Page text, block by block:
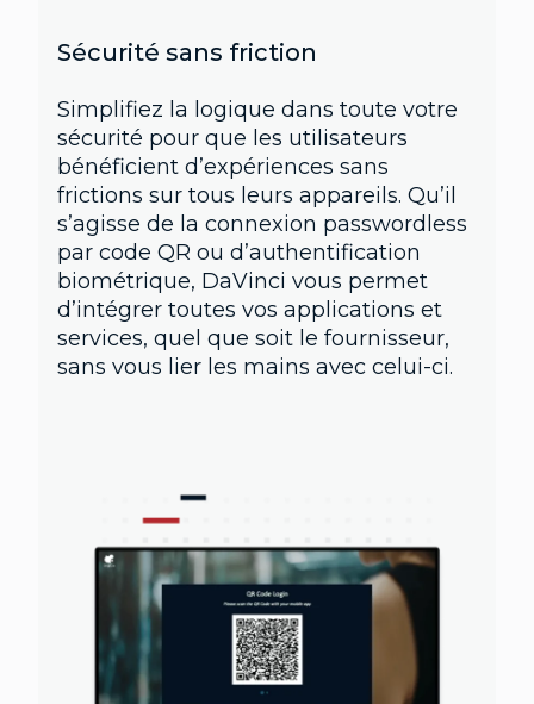
Sécurité sans friction
Simplifiez la logique dans toute votre
sécurité pour que les utilisateurs
bénéficient d’expériences sans
frictions sur tous leurs appareils. Qu’il
s’agisse de la connexion passwordless
par code QR ou d’authentification
biométrique, DaVinci vous permet
d’intégrer toutes vos applications et
services, quel que soit le fournisseur,
sans vous lier les mains avec celui-ci.